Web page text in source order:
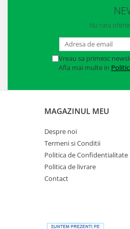
Imbracaminte Outdoor
Incaltaminte Outdoor
Nu rata
Vreau sa primesc
Afla mai multe in
MAGAZINUL MEU
Despre noi
Termeni si Conditii
Politica de Confidentialitate
Politica de livrare
Contact